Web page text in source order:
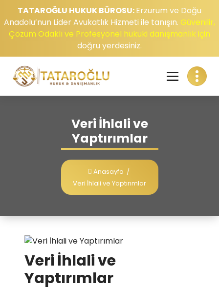
TATAROĞLU HUKUK BÜROSU:Erzurum ve Doğu
Anadolu’nun Lider Avukatlık Hizmeti ile tanışın. Güvenilir,
Çözüm Odaklı ve Profesyonel hukuki danışmanlık için
doğru yerdesiniz.
Veri İhlali ve
Yaptırımlar
Anasayfa /
Veri İhlali ve Yaptırımlar
Veri İhlali ve
Yaptırımlar